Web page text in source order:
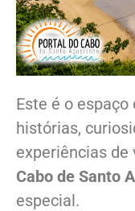
Este é o
histórias,
experiências de
Cabo de Santo
especial.